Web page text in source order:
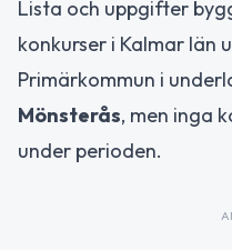
Lista och uppgifter
konkurser i Kalmar län
Primärkommun i
Mönsterås, men inga
under perioden.